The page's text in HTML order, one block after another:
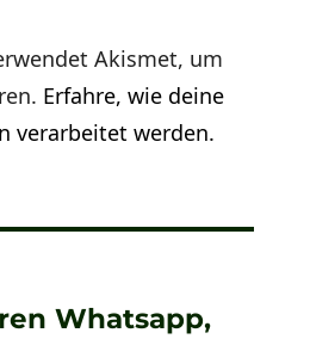
Akismet, um
Erfahre, wie deine
verarbeitet werden.
Whatsapp,